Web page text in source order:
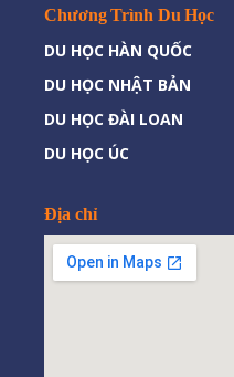
Chương Trình Du Học
DU HỌC HÀN QUỐC
DU HỌC NHẬT BẢN
DU HỌC ĐÀI LOAN
DU HỌC ÚC
Địa chỉ